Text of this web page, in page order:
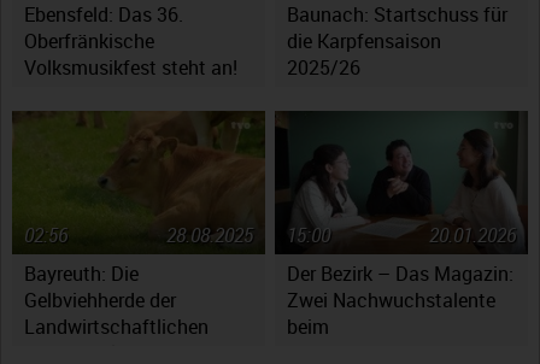
Ebensfeld: Das 36.
Oberfränkische
Volksmusikfest steht an!
Baunach: Startschuss für
die Karpfensaison
2025/26
Bayreuth: Die
Gelbviehherde der
Landwirtschaftlichen
28.08.2025
02:56
Der Bezirk – Das Magazin:
Zwei Nachwuchstalente
beim
20.01.2026
15:00